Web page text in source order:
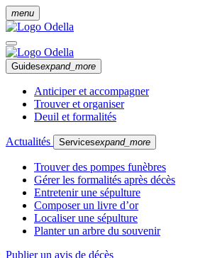
menu
Guidesexpand_more
Anticiper et accompagner
Trouver et organiser
Deuil et formalités
Actualités Servicesexpand_more
Trouver des pompes funèbres
Gérer les formalités après décès
Entretenir une sépulture
Composer un livre d’or
Localiser une sépulture
Planter un arbre du souvenir
Publier un avis de décès